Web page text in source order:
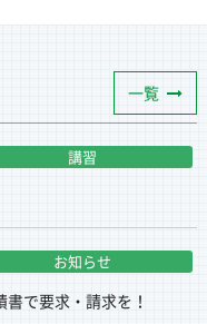
一覧
講習
お知らせ
で要求・請求を！